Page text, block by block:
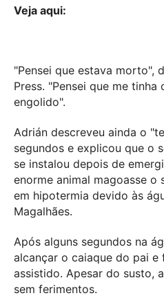
Veja aqui:
"Pensei que estava morto",
Press. "Pensei que me
engolido".
Adrián descreveu ainda o
segundos e explicou que o
se instalou depois de
enorme animal magoasse o
em hipotermia devido às
Magalhães.
Após alguns segundos na
alcançar o caiaque do pai e
assistido. Apesar do susto,
sem ferimentos.